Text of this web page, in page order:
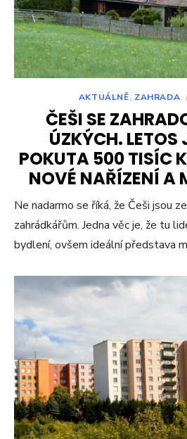
AKTUÁLNĚ, ZAHRADA
ČEŠI SE
ÚZKÝCH. LETOS
POKUTA 500 TISÍC
NOVÉ NAŘÍZENÍ A
Ne nadarmo se říká, že Češi jsou
zahrádkářům. Jedna věc je, že tu
bydlení, ovšem ideální představa